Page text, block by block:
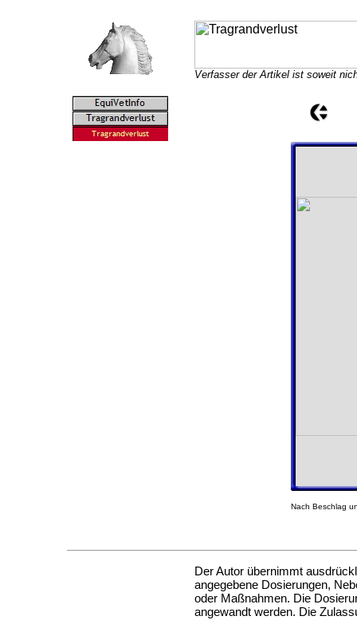
Verfasser der Artikel ist soweit
Nach Beschlag
Der Autor übernimmt
angegebene Dosierungen,
oder Maßnahmen. Die
angewandt werden. Die